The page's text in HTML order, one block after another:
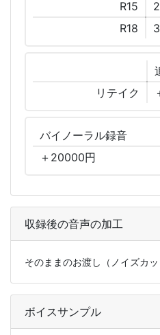
R15
R18
リテイク
バイノーラル録音
＋ 20000円
収録後の音声の加工
そのままのお渡し（ノイズカッ
ボイスサンプル